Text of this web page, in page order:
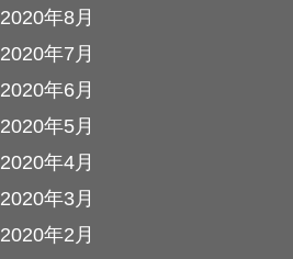
2020年8月
2020年7月
2020年6月
2020年5月
2020年4月
2020年3月
2020年2月